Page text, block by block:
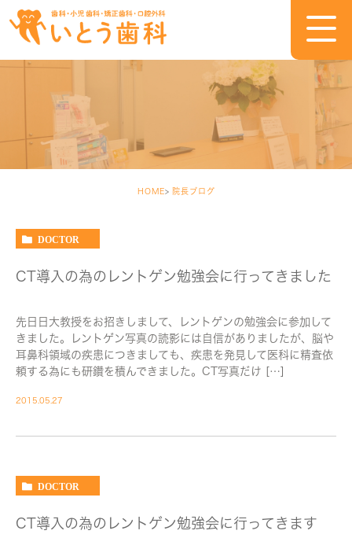
HOME 院長ブログ
DOCTOR
CT導入の為のレントゲン勉強会に行ってきました
先日日大教授をお招きしまして、レントゲンの勉強会に参加して
きました。レントゲン写真の読影には自信がありましたが、脳や
耳鼻科領域の疾患につきましても、疾患を発見して医科に精査依
頼する為にも研鑽を積んできました。CT写真だけ […]
2015.05.27
DOCTOR
CT導入の為のレントゲン勉強会に行ってきます